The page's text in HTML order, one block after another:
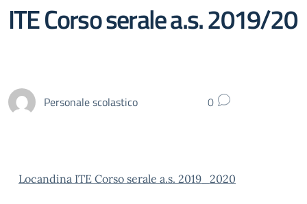
ITE Corso serale a.s. 2019/20
Personale scolastico 0
Locandina ITE Corso serale a.s. 2019_2020